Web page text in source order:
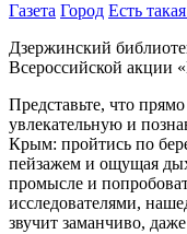
Газета Город Есть
Дзержинский
Всероссийской акции
Представьте, что
увлекательную и
Крым: пройтись по
пейзажем и ощущая
промысле и
исследователями,
звучит заманчиво,